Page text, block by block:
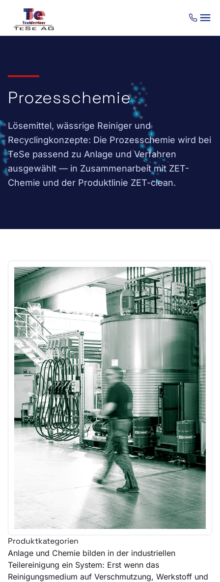
Prozesschemie
Lösemittel, wässrige Reiniger und
Recyclingkonzepte: Die Prozesschemie wird bei
TeSe passend zu Anlage und Verfahren
ausgewählt — in Zusammenarbeit mit ZET-
Chemie und der Produktlinie ZET-clean.
Produktkategorien
Anlage und Chemie bilden in der industriellen
Teilereinigung ein System: Erst wenn das
Reinigungsmedium auf Verschmutzung, Werkstoff und